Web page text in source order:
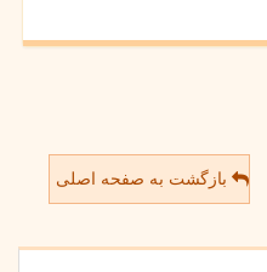
بازگشت به صفحه اصلی